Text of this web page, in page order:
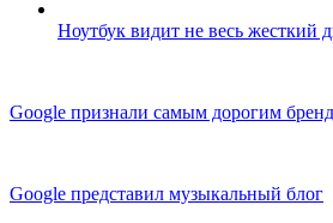
Ноутбук видит не весь жесткий
Google признали самым дорогим
Google представил музыкальный блог